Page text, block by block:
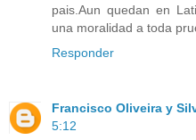
pais.Aun quedan en
una moralidad a toda
Responder
Francisco Oliveira y
5:12